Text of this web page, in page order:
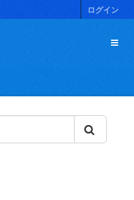
ログイン